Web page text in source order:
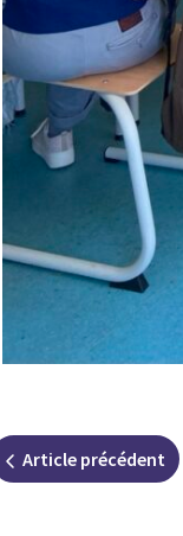
Article précédent